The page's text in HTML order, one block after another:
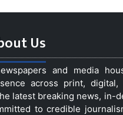
Us
and media
across print, digital,
latest breaking news, in-
to credible